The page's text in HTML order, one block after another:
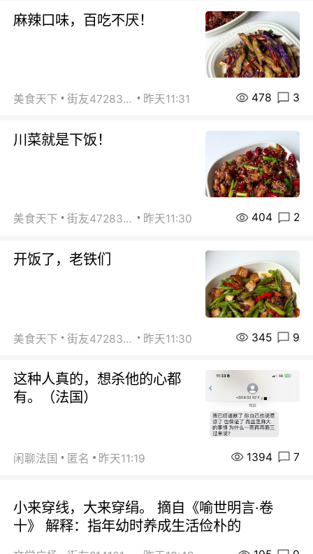
麻辣口味，百吃不厌！
美食天下 街友472838572 昨天11:31 478 3
川菜就是下饭！
美食天下 街友472838572 昨天11:30 404 2
开饭了，老铁们
美食天下 街友472838572 昨天11:30 345 9
这种人真的，想杀他的心都
有。（法国）
闲聊法国 匿名 昨天11:19 1394 7
小来穿线，大来穿绢。 摘自《喻世明言·卷
十》 解释：指年幼时养成生活俭朴的